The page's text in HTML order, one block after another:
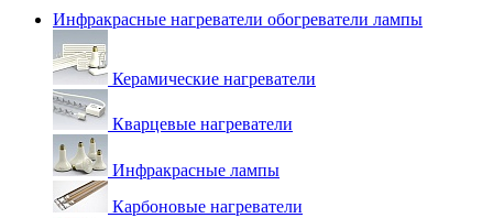
Инфракрасные нагреватели обогреватели лампы
Керамические нагреватели
Кварцевые нагреватели
Инфракрасные лампы
Карбоновые нагреватели